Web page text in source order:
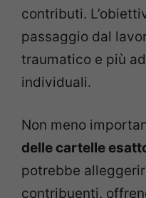
contributi.
passaggio dal
traumatico e più
individuali.
Non meno
delle cartelle
potrebbe
contribuenti,